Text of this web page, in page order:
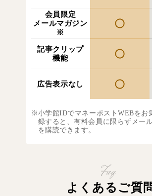
会員限定
メールマガジン
※
記事クリップ
機能
広告表示なし
小学館IDでマネーポストWEBをお
録すると、有料会員に限らずメー
を購読できます。
よくあるご質